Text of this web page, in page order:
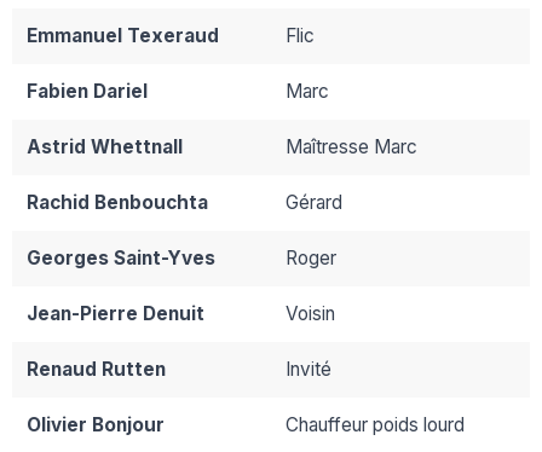
Emmanuel Texeraud Flic
Fabien Dariel Marc
Astrid Whettnall Maîtresse Marc
Rachid Benbouchta Gérard
Georges Saint-Yves Roger
Jean-Pierre Denuit Voisin
Renaud Rutten Invité
Olivier Bonjour Chauffeur poids lourd